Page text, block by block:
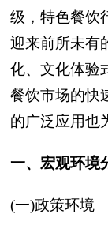
级，特色餐饮
迎来前所未有
化、文化体验
餐饮市场的快
的广泛应用也
一、宏观环境
(一)政策环境